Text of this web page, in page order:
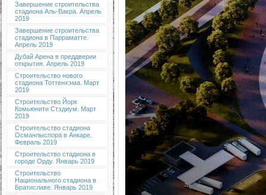
Завершение строительства
стадиона Аль-Вакра. Апрель
2019
Завершение строительства
стадиона в Парраматте.
Апрель 2019
Дубай Арена в преддверии
открытия. Апрель 2019
Строительство нового
стадиона Тоттенхэма. Март
2019
Строительство Йорк
Комьюнити Стэдиум. Март
2019
Строительство стадиона
Османлыспора в Анкаре.
Февраль 2019
Строительство стадиона в
городе Орду. Январь 2019
Строительство
Национального стадиона в
Братиславе. Январь 2019